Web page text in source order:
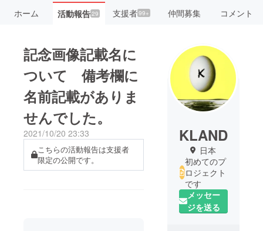
ホーム 活動報告29 支援者99+ 仲間募集 コメント
記念画像記載名に
ついて 備考欄に
名前記載がありま
せんでした。
2021/10/20 23:33
こちらの活動報告は支援者
限定の公開です。
KLAND
日本
初めてのプ
ロジェクト
です
メッセー
ジを送る